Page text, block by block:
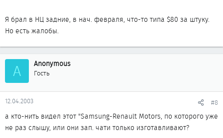
Я брал в НЦ задние, в нач. февраля, что-то типа $80 за штуку.
Но есть жалобы.
A Anonymous
Гость
12.04.2003 #8
а кто-нить видел этот "Samsung-Renault Motors, по которого уже
не раз слышу, или они зап. чати только изготавливают?